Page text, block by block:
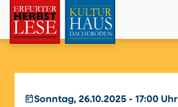
todaySonntag, 26.10.2025 - 17:00 Uhr